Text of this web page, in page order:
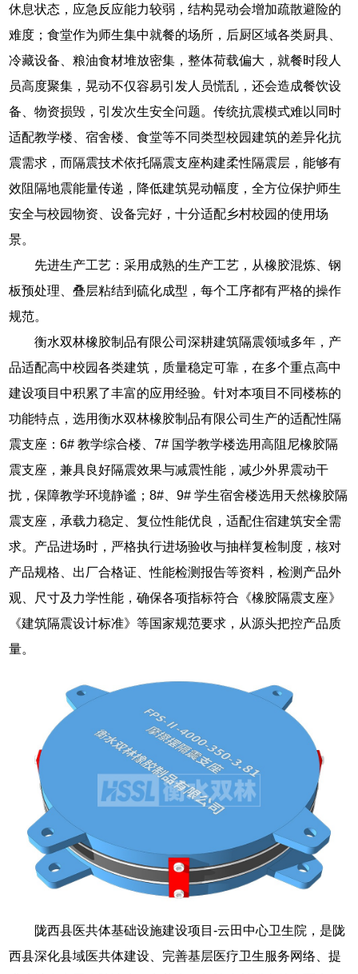
休息状态，应急反应能力较弱，结构晃动会增加疏散避险的
难度；食堂作为师生集中就餐的场所，后厨区域各类厨具、
冷藏设备、粮油食材堆放密集，整体荷载偏大，就餐时段人
员高度聚集，晃动不仅容易引发人员慌乱，还会造成餐饮设
备、物资损毁，引发次生安全问题。传统抗震模式难以同时
适配教学楼、宿舍楼、食堂等不同类型校园建筑的差异化抗
震需求，而隔震技术依托隔震支座构建柔性隔震层，能够有
效阻隔地震能量传递，降低建筑晃动幅度，全方位保护师生
安全与校园物资、设备完好，十分适配乡村校园的使用场
景。
先进生产工艺：采用成熟的生产工艺，从橡胶混炼、钢
板预处理、叠层粘结到硫化成型，每个工序都有严格的操作
规范。
衡水双林橡胶制品有限公司深耕建筑隔震领域多年，产
品适配高中校园各类建筑，质量稳定可靠，在多个重点高中
建设项目中积累了丰富的应用经验。针对本项目不同楼栋的
功能特点，选用衡水双林橡胶制品有限公司生产的适配性隔
震支座：6# 教学综合楼、7# 国学教学楼选用高阻尼橡胶隔
震支座，兼具良好隔震效果与减震性能，减少外界震动干
扰，保障教学环境静谧；8#、9# 学生宿舍楼选用天然橡胶隔
震支座，承载力稳定、复位性能优良，适配住宿建筑安全需
求。产品进场时，严格执行进场验收与抽样复检制度，核对
产品规格、出厂合格证、性能检测报告等资料，检测产品外
观、尺寸及力学性能，确保各项指标符合《橡胶隔震支座》
《建筑隔震设计标准》等国家规范要求，从源头把控产品质
量。
陇西县医共体基础设施建设项目-云田中心卫生院，是陇
西县深化县域医共体建设、完善基层医疗卫生服务网络、提